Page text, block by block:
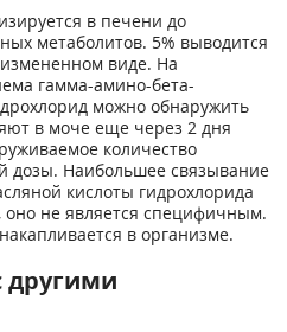
в печени до
метаболитов. 5% выводится
виде. На
гамма-амино-бета-
можно обнаружить
в моче еще через 2 дня
количество
дозы. Наибольшее связывание
кислоты гидрохлорида
оно не является специфичным.
в организме.
другими